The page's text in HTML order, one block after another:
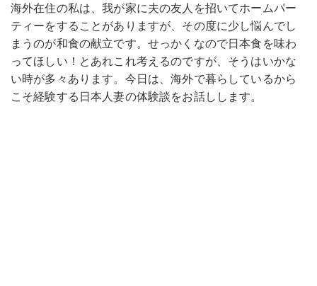
海外在住の私は、我が家に夫の友人を招いてホームパー
ティーをすることがありますが、その度に少し悩んでし
まうのが和食の献立です。せっかくなので日本食を味わ
ってほしい！とあれこれ考えるのですが、そうはいかな
い時が多々あります。今日は、海外で暮らしているから
こそ経験する日本人妻の体験談をお話しします。